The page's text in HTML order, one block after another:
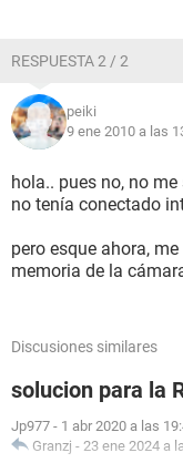
RESPUESTA 2 / 2
peiki
9 ene 2010 a las
hola.. pues no, no
no tenía conectado
pero esque ahora,
memoria de la
Discusiones similares
solucion para la
Jp977 - 1 abr 2020 a las
Granzj - 23 ene 2024 a